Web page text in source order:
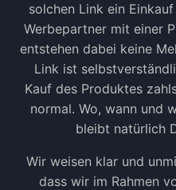
solchen Link ein
Werbepartner mit einer
entstehen dabei keine
Link ist
Kauf des Produktes
normal. Wo, wann und
bleibt natürlich
Wir weisen klar und
dass wir im Rahmen